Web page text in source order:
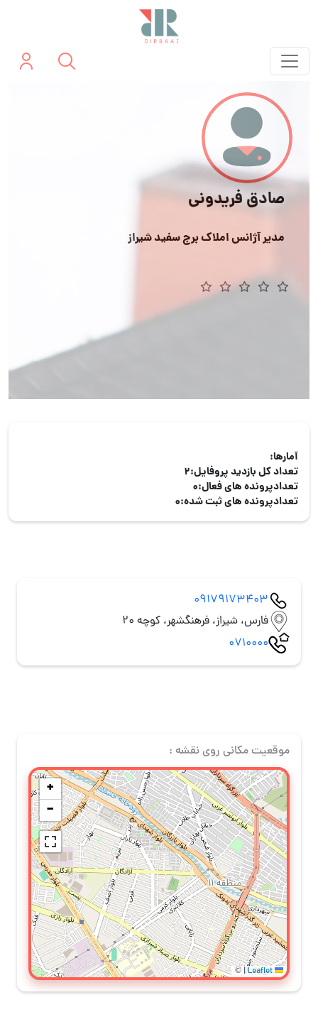
صادق فریدونی
مدیر آژانس املاک برج سفید شیراز
آمارها:
تعداد کل بازدید پروفایل:2
تعدادپرونده های فعال:0
تعدادپرونده های ثبت شده:0
09179173403
فارس، شیراز، فرهنگشهر، کوچه 20
0710000
موقعیت مکانی روی نقشه :
+
−
|
©